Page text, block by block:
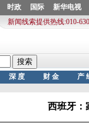
西班牙：